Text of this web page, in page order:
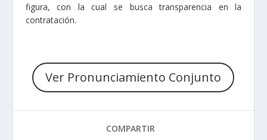
figura, con la cual se busca transparencia en la
contratación.
Ver Pronunciamiento Conjunto
COMPARTIR